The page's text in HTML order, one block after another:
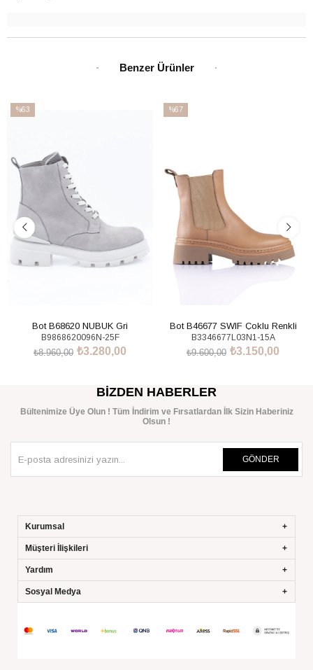
Benzer Ürünler
%63
Bot B68620 NUBUK Gri
B9868620096N-25F
₺3.280,00
₺8.960,00
%67
Bot B46677 SWIF Çoklu Renkli
B3346677L03N1-15A
₺3.150,00
₺9.600,00
BIZDEN HABERLER
Bültenimize Üye Olun ! Tüm İndirim ve Fırsatlardan İlk Sizin Haberiniz
Olsun !
GÖNDER
Kurumsal
Müşteri İlişkileri
Yardım
Sosyal Medya